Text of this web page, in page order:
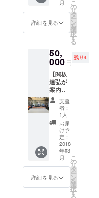
勤務予
定。
樹脂部
カーに
て製品
2013年
より
ワーキ
ングホ
リデー
制度を
利用し
て南半
球で2年
間を過
ごす。
現在は
鯖江市
に拠点
を移す
中。
として
勤務予
定。
クパッ
カーが
集まる
スカ
フェ、
農家民
宿など
を回り
ます。
借りぐ
らしの
本プレ
ゼント
URL ※
昼食、
お茶付
き ※2名
以上は
別途実
費、ご
ども用
の中か
ら、欲
しい匙
を二本
オー
ダーで
作りま
す ※手
の形や
匙のタ
イプな
を記入
する用
紙を郵
送もし
くは
メール
送信い
たしま
す。 ※
記入い
月
詳細を見る
こ
の
リ
タ
ー
ン
を
選
択
す
る
50,
000 円
残り4
【関坂
達弘が
案内す
る丹南
地区工
場見学
ツ
アー】
和紙、
打刃
物、眼
鏡、陶
器、箪
笥な
ど、丹
南地区
支援
者：
1人
お届
け予
定：
2018
年03
月
詳細を見る
こ
の
リ
タ
ー
ン
を
選
択
す